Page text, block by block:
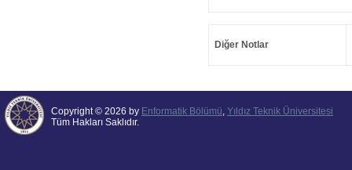
Diğer Notlar
Copyright © 2026 by Enformatik Bölümü, Yıldız Teknik Üniversitesi
Tüm Hakları Saklıdır.